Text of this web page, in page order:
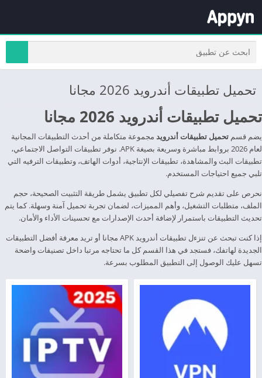
تحميل تطبيقات أندرويد 2026 مجانا
تحميل تطبيقات أندرويد 2026 مجانا
يضم قسم تحميل تطبيقات أندرويد مجموعة متكاملة من أحدث التطبيقات المجانية
لعام 2026 بروابط مباشرة وسريعة بصيغة APK. نوفر تطبيقات التواصل الاجتماعي،
تطبيقات البث والمشاهدة، تطبيقات الإنتاجية، أدوات الهاتف، وتطبيقات الترفيه التي
تلبي جميع احتياجات المستخدم.
نحرص على تقديم شرح تفصيلي لكل تطبيق يشمل طريقة التثبيت الصحيحة، حجم
الملف، متطلبات التشغيل، وأهم المميزات، لضمان تجربة تحميل آمنة وسهلة. كما يتم
تحديث التطبيقات باستمرار لإضافة أحدث الإصدارات مع تحسينات الأداء والأمان.
إذا كنت تبحث عن تنزءل تطبيقات أندرويد APK مجانا أو تريد معرفة أفضل التطبيقات
الجديدة لهاتفك، فستجد في هذا القسم كل ما تحتاجه مرتبا داخل تصنيفات واضحة
تسهل عليك الوصول إلى التطبيق المطلوب بسرعة.